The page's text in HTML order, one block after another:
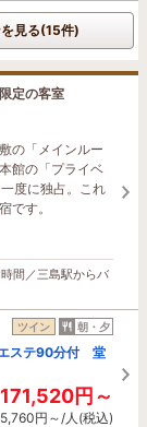
見る(15件)
定の客室
の「メインルー
館の「プライベ
度に独占。これ
です。
間／三島駅からバ
ツイン 朝・夕
エステ90分付 堂
171,520円～
円～/人(税込)